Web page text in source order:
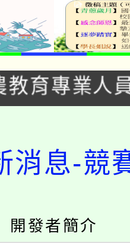
教案入校路
教育專業人
間理賠案件
查程序及
才培育課程
學年度第
學年度學生
消息-競
開發者簡介